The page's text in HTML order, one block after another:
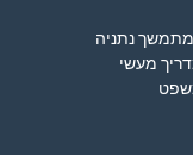
מתמשך נתניה
מעשי